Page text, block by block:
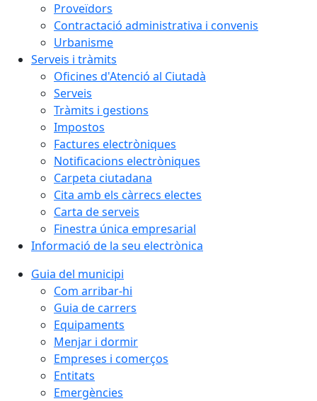
Proveïdors
Contractació administrativa i convenis
Urbanisme
Serveis i tràmits
Oficines d'Atenció al Ciutadà
Serveis
Tràmits i gestions
Impostos
Factures electròniques
Notificacions electròniques
Carpeta ciutadana
Cita amb els càrrecs electes
Carta de serveis
Finestra única empresarial
Informació de la seu electrònica
Guia del municipi
Com arribar-hi
Guia de carrers
Equipaments
Menjar i dormir
Empreses i comerços
Entitats
Emergències